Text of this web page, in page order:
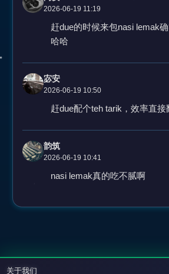
2026-06-19 11:19
赶due的时候来包nasi lemak
哈哈
宓安
2026-06-19 10:50
赶due配个teh tarik，效率直接
韵筑
2026-06-19 10:41
nasi lemak真的吃不腻啊
关于我们